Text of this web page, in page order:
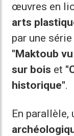
œuvres en
arts
par une
"Maktoub
sur bois et
historique".
En parallèle,